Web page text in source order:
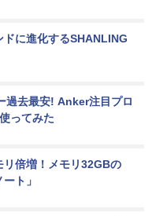
に進化するSHANLING
過去最安! Anker注目プロ
ってみた
リ倍増！メモリ32GBの
ト」